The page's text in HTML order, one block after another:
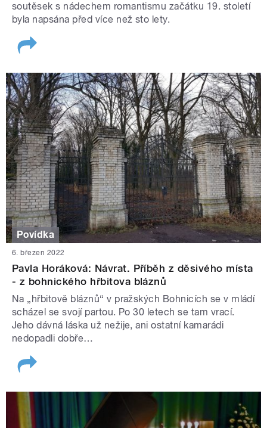
soutěsek s nádechem romantismu začátku 19. století
byla napsána před více než sto lety.
Povídka
6. březen 2022
Pavla Horáková: Návrat. Příběh z děsivého místa
- z bohnického hřbitova bláznů
Na „hřbitově bláznů“ v pražských Bohnicích se v mládí
scházel se svojí partou. Po 30 letech se tam vrací.
Jeho dávná láska už nežije, ani ostatní kamarádi
nedopadli dobře…